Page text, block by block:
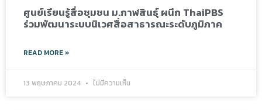
ศูนย์เรียนรู้สื่อชุมชน ม.กาฬสินธุ์ ผนึก ThaiPBS
ร่วมพัฒนาระบบนิเวศสื่อสาธารณะระดับภูมิภาค
READ MORE »
13 พฤษภาคม 2024 ไม่มีความเห็น